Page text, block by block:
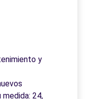
y
24,